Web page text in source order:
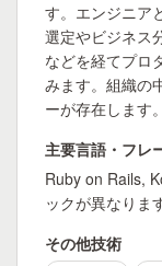
す。エンジニア
選定やビジネス
などを経てプロ
みます。組織の
ーが存在します。
主要言語・フレ
Ruby on Rails,
ックが異なりま
その他技術